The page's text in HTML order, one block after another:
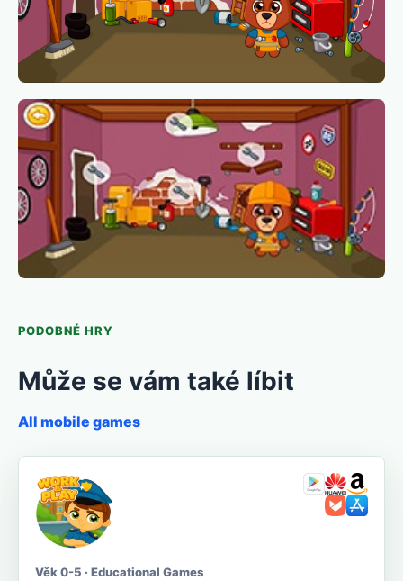
PODOBNÉ HRY
Může se vám také líbit
All mobile games
Věk 0-5 · Educational Games